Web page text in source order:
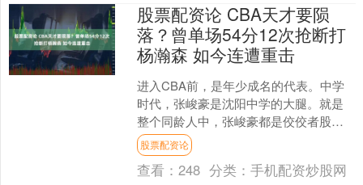
股票配资论 CBA天才要陨
落？曾单场54分12次抢断打
杨瀚森 如今连遭重击
进入CBA前，是年少成名的代表。中学
时代，张峻豪是沈阳中学的大腿。就是
整个同龄人中，张峻豪都是佼佼者股票
配资论，2019年全国青年比赛他一举成
名。 那场比赛，张....
股票配资论
查看：248 分类：手机配资炒股网